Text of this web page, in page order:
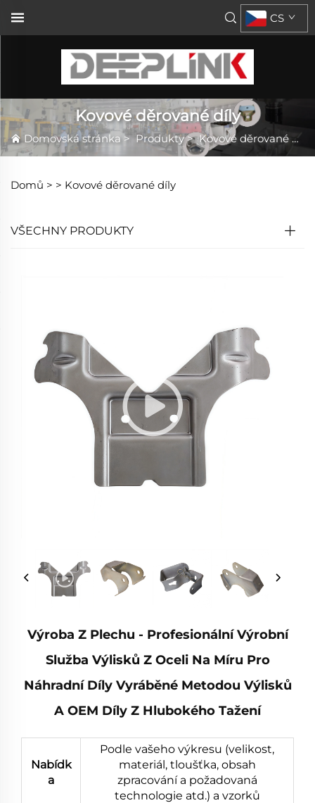
CS
Kovové děrované díly
Domovská stránka>Produkty>Kovové děrované díly
Domů > > Kovové děrované díly
VŠECHNY PRODUKTY
Výroba Z Plechu - Profesionální Výrobní
Služba Výlisků Z Oceli Na Míru Pro
Náhradní Díly Vyráběné Metodou Výlisků
A OEM Díly Z Hlubokého Tažení
Nabídk
a
Podle vašeho výkresu (velikost,
materiál, tloušťka, obsah
zpracování a požadovaná
technologie atd.) a vzorků